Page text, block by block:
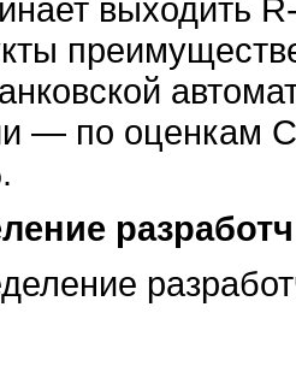
выходить
— по оценкам